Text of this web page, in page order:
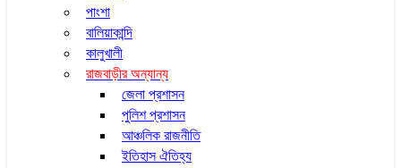
পাংশা
বালিয়াকান্দি
কালুখালী
রাজবাড়ীর অন্যান্য
জেলা প্রশাসন
পুলিশ প্রশাসন
আঞ্চলিক রাজনীতি
ইতিহাস ঐতিহ্য